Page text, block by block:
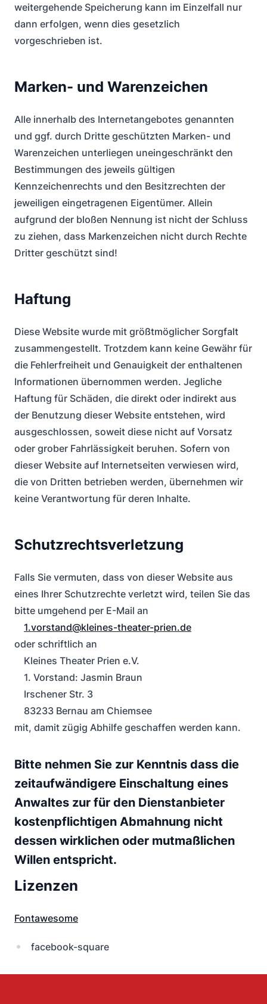
weitergehende Speicherung kann im Einzelfall nur
dann erfolgen, wenn dies gesetzlich
vorgeschrieben ist.
Marken- und Warenzeichen
Alle innerhalb des Internetangebotes genannten
und ggf. durch Dritte geschützten Marken- und
Warenzeichen unterliegen uneingeschränkt den
Bestimmungen des jeweils gültigen
Kennzeichenrechts und den Besitzrechten der
jeweiligen eingetragenen Eigentümer. Allein
aufgrund der bloßen Nennung ist nicht der Schluss
zu ziehen, dass Markenzeichen nicht durch Rechte
Dritter geschützt sind!
Haftung
Diese Website wurde mit größtmöglicher Sorgfalt
zusammengestellt. Trotzdem kann keine Gewähr für
die Fehlerfreiheit und Genauigkeit der enthaltenen
Informationen übernommen werden. Jegliche
Haftung für Schäden, die direkt oder indirekt aus
der Benutzung dieser Website entstehen, wird
ausgeschlossen, soweit diese nicht auf Vorsatz
oder grober Fahrlässigkeit beruhen. Sofern von
dieser Website auf Internetseiten verwiesen wird,
die von Dritten betrieben werden, übernehmen wir
keine Verantwortung für deren Inhalte.
Schutzrechtsverletzung
Falls Sie vermuten, dass von dieser Website aus
eines Ihrer Schutzrechte verletzt wird, teilen Sie das
bitte umgehend per E-Mail an
1.vorstand@kleines-theater-prien.de
oder schriftlich an
Kleines Theater Prien e.V.
1. Vorstand: Jasmin Braun
Irschener Str. 3
83233 Bernau am Chiemsee
mit, damit zügig Abhilfe geschaffen werden kann.
Bitte nehmen Sie zur Kenntnis dass die
zeitaufwändigere Einschaltung eines
Anwaltes zur für den Dienstanbieter
kostenpflichtigen Abmahnung nicht
dessen wirklichen oder mutmaßlichen
Willen entspricht.
Lizenzen
Fontawesome
facebook-square